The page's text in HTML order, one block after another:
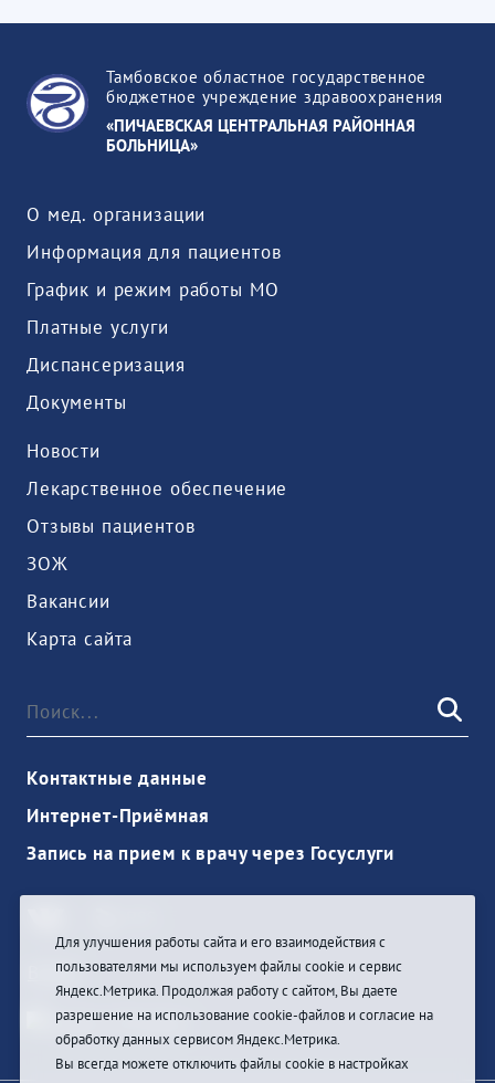
Тамбовское областное государственное
бюджетное учреждение здравоохранения
«ПИЧАЕВСКАЯ ЦЕНТРАЛЬНАЯ РАЙОННАЯ
БОЛЬНИЦА»
О мед. организации
Информация для пациентов
График и режим работы МО
Платные услуги
Диспансеризация
Документы
Новости
Лекарственное обеспечение
Отзывы пациентов
ЗОЖ
Вакансии
Карта сайта
Контактные данные
Интернет-Приёмная
Запись на прием к врачу через Госуслуги
Войти
Для улучшения работы сайта и его взаимодействия с
пользователями мы используем файлы cookie и сервис
Яндекс.Метрика. Продолжая работу с сайтом, Вы даете
разрешение на использование cookie-файлов и согласие на
обработку данных сервисом Яндекс.Метрика.
Вы всегда можете отключить файлы cookie в настройках